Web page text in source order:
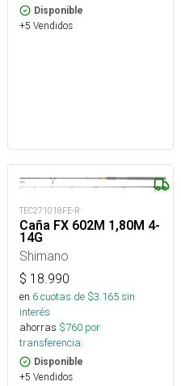
Disponible
+5 Vendidos
TEC271018FE-R
Caña FX 602M 1,80M 4-
14G
Shimano
$ 18.990
en 6cuotas de $3.165sin
interés
ahorras $760 por
transferencia.
Disponible
+5 Vendidos